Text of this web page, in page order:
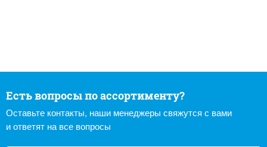
Есть вопросы по ассортименту?
Оставьте контакты, наши менеджеры свяжутся с вами
и ответят на все вопросы